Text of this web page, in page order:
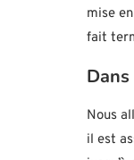
mise
fait
Nous
il est